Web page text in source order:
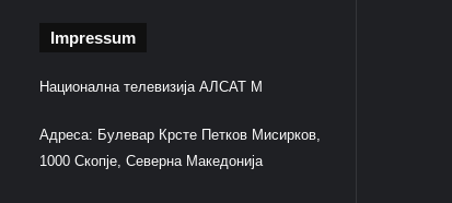
Impressum
Национална телевизија АЛСАТ М
Адреса: Булевар Крсте Петков Мисирков,
1000 Скопје, Северна Македонија